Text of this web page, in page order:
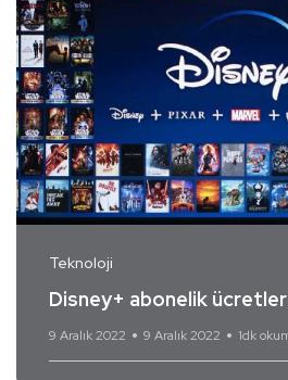
Teknoloji
Disney+ abonelik
9 Aralık 2022 9 Aralık 2022 1dk